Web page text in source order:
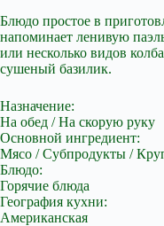
Блюдо простое в
напоминает ленивую
или несколько видов
сушеный базилик.
Назначение:
На обед / На скорую руку
Основной ингредиент:
Мясо / Субпродукты /
Блюдо:
Горячие блюда
География кухни:
Американская